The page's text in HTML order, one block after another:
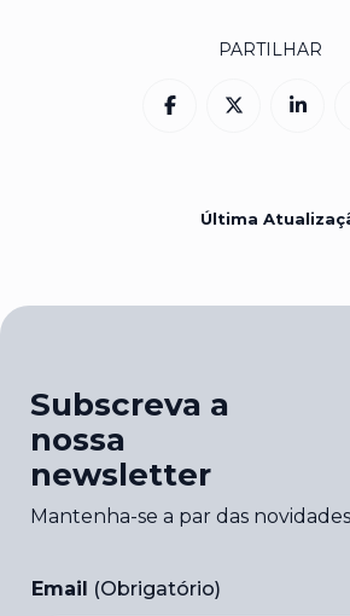
PARTILHAR
Última
Subscreva a
nossa
newsletter
Mantenha-se a par das
Email (Obrigatório)